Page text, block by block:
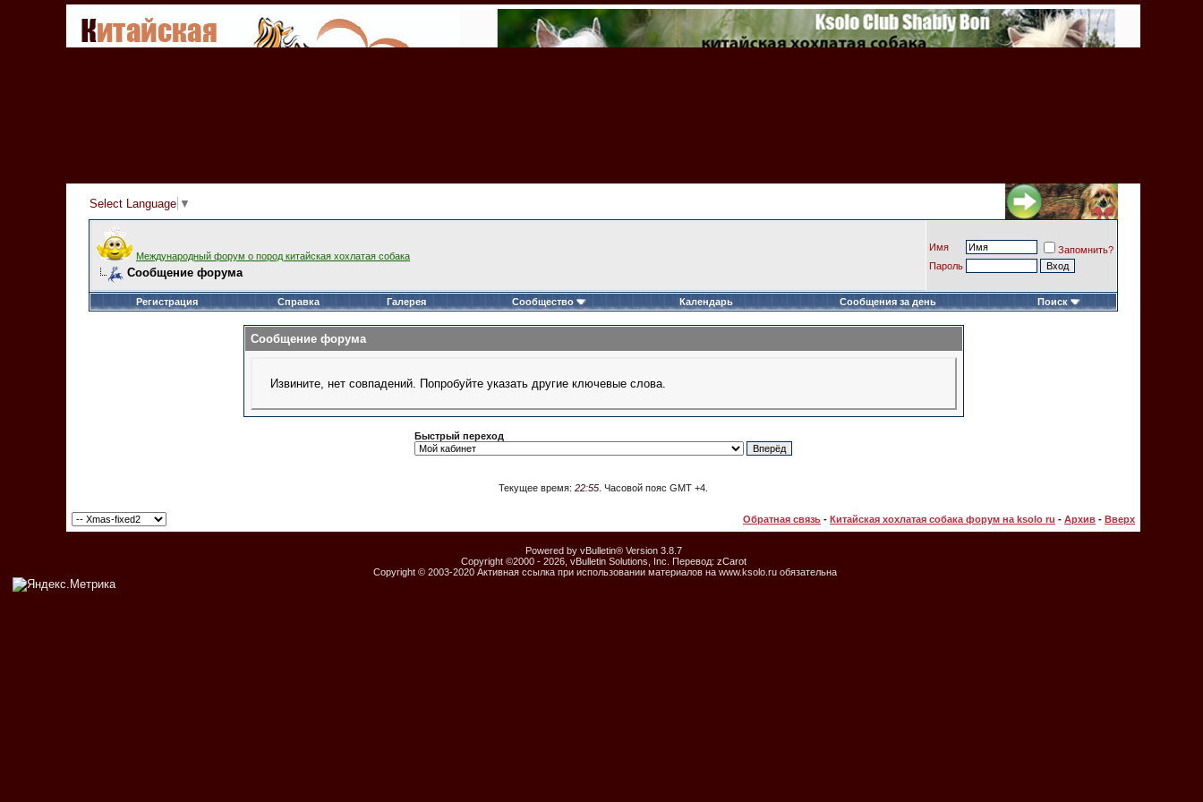
Select Language ▼
Международный форум о пород китайская хохлатая собака
Сообщение форума
Имя
Запомнить?
Пароль
Регистрация Справка Галерея Сообщество Календарь Сообщения за день Поиск
Сообщение форума
Извините, нет совпадений. Попробуйте указать другие ключевые слова.
Быстрый переход
Текущее время: 22:55 . Часовой пояс GMT +4.
Обратная связь - Китайская хохлатая собака форум на ksolo ru - Архив - Вверх
Powered by vBulletin® Version 3.8.7
Copyright ©2000 - 2026, vBulletin Solutions, Inc. Перевод: zCarot
Copyright © 2003-2020 Активная ссылка при использовании материалов на www.ksolo.ru обязательна